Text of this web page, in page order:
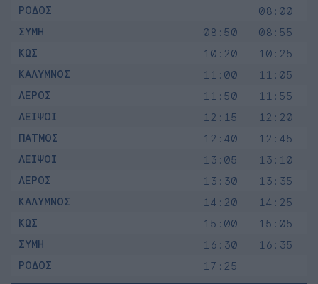
ΡΟΔΟΣ
08:00
ΣΥΜΗ
08:50
08:55
ΚΩΣ
10:20
10:25
ΚΑΛΥΜΝΟΣ
11:00
11:05
ΛΕΡΟΣ
11:50
11:55
ΛΕΙΨΟΙ
12:15
12:20
ΠΑΤΜΟΣ
12:40
12:45
ΛΕΙΨΟΙ
13:05
13:10
ΛΕΡΟΣ
13:30
13:35
ΚΑΛΥΜΝΟΣ
14:20
14:25
ΚΩΣ
15:00
15:05
ΣΥΜΗ
16:30
16:35
ΡΟΔΟΣ
17:25